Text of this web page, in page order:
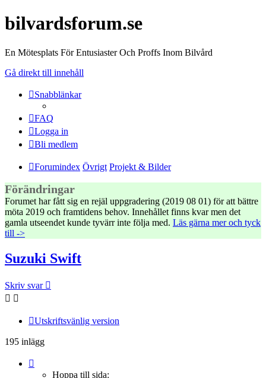
bilvardsforum.se
En Mötesplats För Entusiaster Och Proffs Inom Bilvård
Gå direkt till innehåll
Snabblänkar
FAQ
Logga in
Bli medlem
Forumindex Övrigt Projekt & Bilder
Förändringar
Forumet har fått sig en rejäl uppgradering (2019 08 01) för att bättre
möta 2019 och framtidens behov. Innehållet finns kvar men det
gamla utseendet kunde tyvärr inte följa med. Läs gärna mer och tyck
till ->
Suzuki Swift
Skriv svar
Utskriftsvänlig version
195 inlägg
Hoppa till sida: